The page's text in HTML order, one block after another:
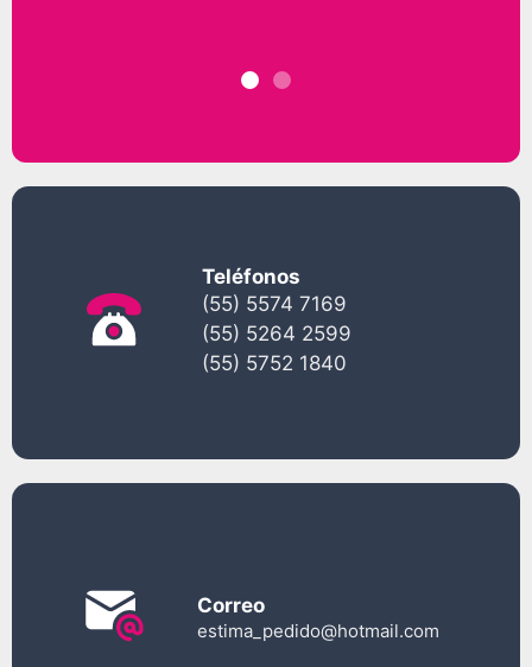
Teléfonos
(55) 5574 7169
(55) 5264 2599
(55) 5752 1840
Correo
estima_pedido@hotmail.com